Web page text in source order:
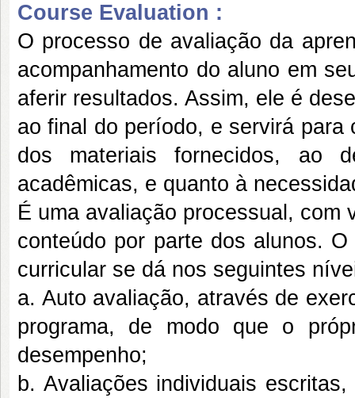
Course Evaluation :
O processo de avaliação da
acompanhamento do aluno em
aferir resultados. Assim, ele é
ao final do período, e servirá para
dos materiais fornecidos, ao
acadêmicas, e quanto à
É uma avaliação processual, com
conteúdo por parte dos alunos.
curricular se dá nos seguintes
a. Auto avaliação, através de
programa, de modo que o
desempenho;
b. Avaliações individuais